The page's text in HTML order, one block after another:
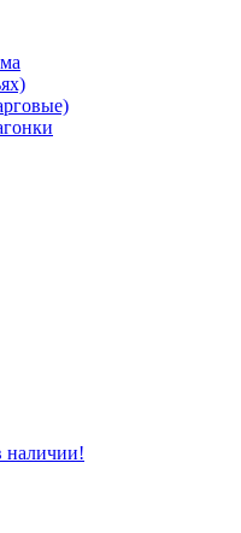
наличии!